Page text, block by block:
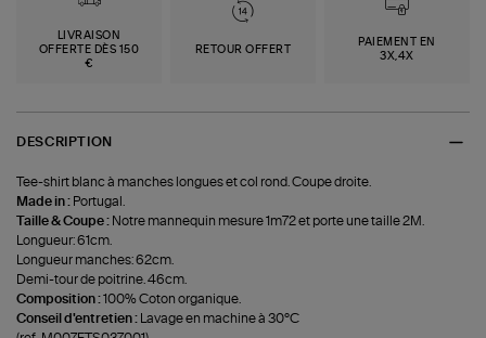
LIVRAISON
OFFERTE DÈS 150
€
RETOUR OFFERT
PAIEMENT EN
3X,4X
DESCRIPTION
Tee-shirt blanc à manches longues et col rond. Coupe droite.
Made in : Portugal.
Taille & Coupe : Notre mannequin mesure 1m72 et porte une taille 2M.
Longueur: 61cm.
Longueur manches: 62cm.
Demi-tour de poitrine. 46cm.
Composition :100% Coton organique.
Conseil d'entretien :
Lavage en machine à 30°C